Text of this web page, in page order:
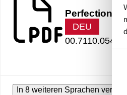
Perfection is
DEU
00.7110.054 |
In 8 weiteren Sprachen